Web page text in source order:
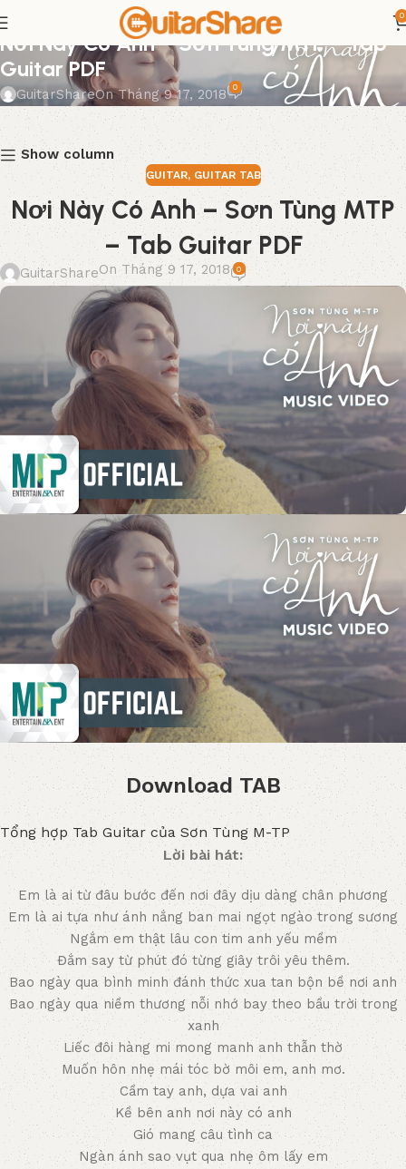
0
GUITAR
Nơi Này Có Anh – Sơn Tùng MTP – Tab
Guitar PDF
GuitarShareOn Tháng 9 17, 2018 0
Show column
GUITAR, GUITAR TAB
Nơi Này Có Anh – Sơn Tùng MTP
– Tab Guitar PDF
GuitarShareOn Tháng 9 17, 2018 0
Download TAB
Tổng hợp Tab Guitar của Sơn Tùng M-TP
Lời bài hát:
Em là ai từ đâu bước đến nơi đây dịu dàng chân phương
Em là ai tựa như ánh nắng ban mai ngọt ngào trong sương
Ngắm em thật lâu con tim anh yếu mềm
Đắm say từ phút đó từng giây trôi yêu thêm.
Bao ngày qua bình minh đánh thức xua tan bộn bề nơi anh
Bao ngày qua niềm thương nỗi nhớ bay theo bầu trời trong
xanh
Liếc đôi hàng mi mong manh anh thẫn thờ
Muốn hôn nhẹ mái tóc bờ môi em, anh mơ.
Cầm tay anh, dựa vai anh
Kề bên anh nơi này có anh
Gió mang câu tình ca
Ngàn ánh sao vụt qua nhẹ ôm lấy em